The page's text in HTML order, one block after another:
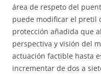
área de respeto del
puede modificar el pretil
protección añadida que
perspectiva y visión del
actuación factible hasta
incrementar de dos a